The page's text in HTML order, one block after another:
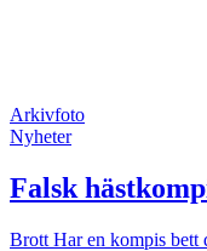
Arkivfoto
Nyheter
Falsk
Brott Har en kompis bett